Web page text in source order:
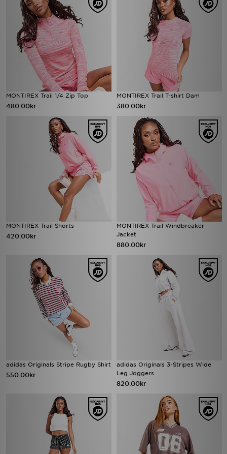
MONTIREX Trail 1/4 Zip Top
480.00kr
MONTIREX Trail T-shirt Dam
380.00kr
MONTIREX Trail Shorts
420.00kr
MONTIREX Trail Windbreaker
Jacket
880.00kr
adidas Originals Stripe Rugby Shirt
550.00kr
adidas Originals 3-Stripes Wide
Leg Joggers
820.00kr